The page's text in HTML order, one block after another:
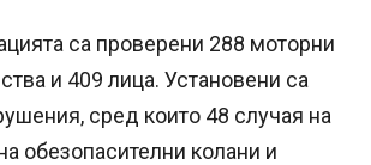
са проверени 288 моторни
и 409 лица. Установени са
сред които 48 случая на
обезопасителни колани и